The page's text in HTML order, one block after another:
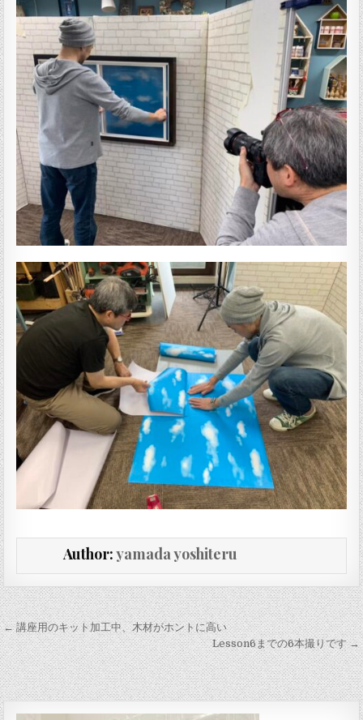
Author:yamada yoshiteru
投稿ナビゲーション
← 講座用のキット加工中、木材がホントに高い
Lesson6までの6本撮りです →